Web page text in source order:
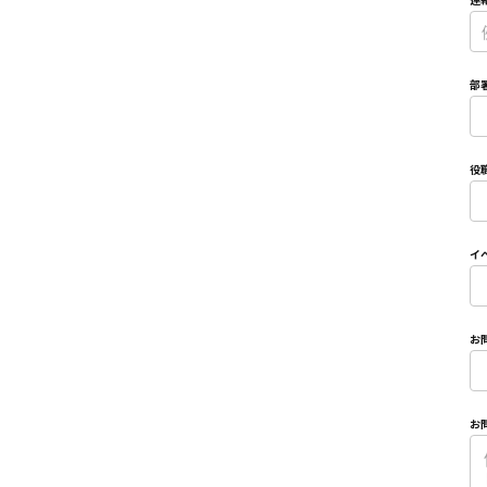
*
部
*
役
*
イ
*
お
*
お